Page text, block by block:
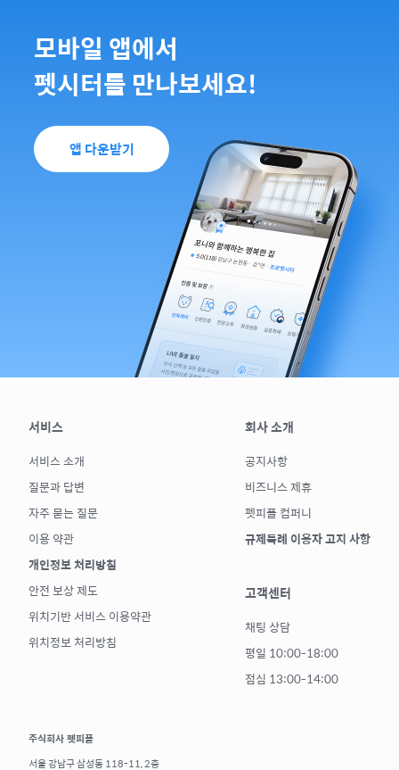
모바일 앱에서
펫시터를 만나보세요!
앱 다운받기
서비스
서비스 소개
질문과 답변
자주 묻는 질문
이용 약관
개인정보 처리방침
안전 보상 제도
위치기반 서비스 이용약관
위치정보 처리방침
회사 소개
공지사항
비즈니스 제휴
펫피플 컴퍼니
규제특례 이용자 고지 사항
고객센터
채팅 상담
평일 10:00-18:00
점심 13:00-14:00
주식회사 펫피플
서울 강남구 삼성동 118-11, 2층